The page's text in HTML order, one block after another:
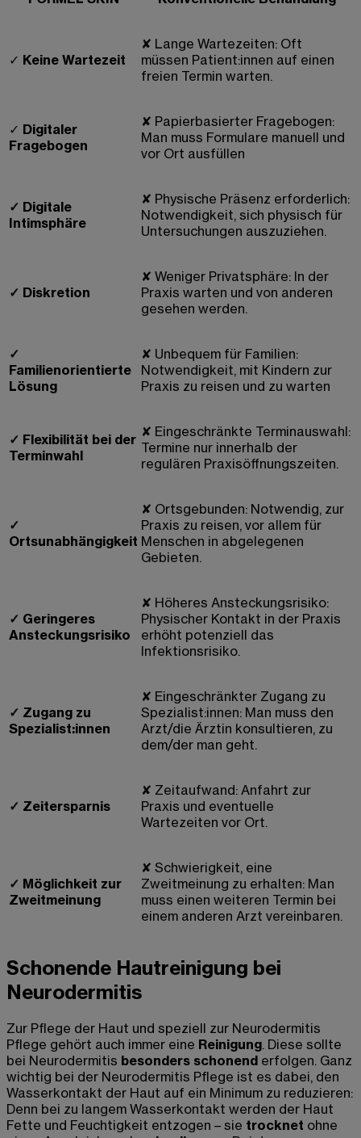
✓ Keine Wartezeit
✘ Lange Wartezeiten: Oft
müssen Patient:innen auf einen
freien Termin warten.
✓ Digitaler
Fragebogen
✘ Papierbasierter Fragebogen:
Man muss Formulare manuell und
vor Ort ausfüllen
✓ Digitale
Intimsphäre
✘ Physische Präsenz erforderlich:
Notwendigkeit, sich physisch für
Untersuchungen auszuziehen.
✓ Diskretion
✘ Weniger Privatsphäre: In der
Praxis warten und von anderen
gesehen werden.
✓
Familienorientierte
Lösung
✘ Unbequem für Familien:
Notwendigkeit, mit Kindern zur
Praxis zu reisen und zu warten
✓ Flexibilität bei der
Terminwahl
✘ Eingeschränkte Terminauswahl:
Termine nur innerhalb der
regulären Praxisöffnungszeiten.
✓
Ortsunabhängigkeit
✘ Ortsgebunden: Notwendig, zur
Praxis zu reisen, vor allem für
Menschen in abgelegenen
Gebieten.
✓ Geringeres
Ansteckungsrisiko
✘ Höheres Ansteckungsrisiko:
Physischer Kontakt in der Praxis
erhöht potenziell das
Infektionsrisiko.
✓ Zugang zu
Spezialist:innen
✘ Eingeschränkter Zugang zu
Spezialist:innen: Man muss den
Arzt/die Ärztin konsultieren, zu
dem/der man geht.
✓ Zeitersparnis
✘ Zeitaufwand: Anfahrt zur
Praxis und eventuelle
Wartezeiten vor Ort.
✓ Möglichkeit zur
Zweitmeinung
✘ Schwierigkeit, eine
Zweitmeinung zu erhalten: Man
muss einen weiteren Termin bei
einem anderen Arzt vereinbaren.
Schonende Hautreinigung bei
Neurodermitis
Zur Pflege der Haut und speziell zur Neurodermitis
Pflege gehört auch immer eine Reinigung. Diese sollte
bei Neurodermitis besonders schonend erfolgen. Ganz
wichtig bei der Neurodermitis Pflege ist es dabei, den
Wasserkontakt der Haut auf ein Minimum zu reduzieren:
Denn bei zu langem Wasserkontakt werden der Haut
Fette und Feuchtigkeit entzogen – sie trocknet ohne